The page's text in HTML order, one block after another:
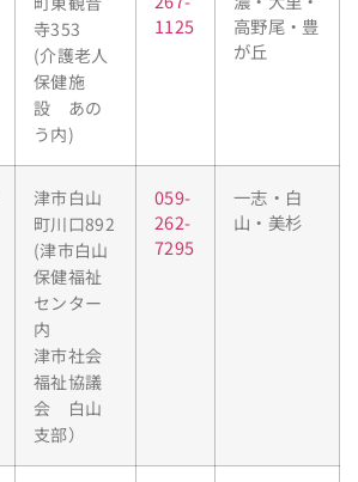
寺353
(介護老人
保健施
設 あの
う内)
1125
高野尾・豊
が丘
津市白山
町川口892
(津市白山
保健福祉
センター
内
津市社会
福祉協議
会 白山
支部）
059-
262-
7295
一志・白
山・美杉